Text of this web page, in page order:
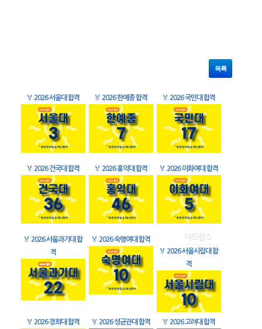
목록
🏅 2026 서울대 합격 🏅 2026 한예종 합격 🏅 2026 국민대 합격
🏅 2026 건국대 합격 🏅 2026 홍익대 합격 🏅 2026 이화여대 합격
🏅 2026 서울과기대 합
격
🏅 2026 숙명여대 합격
🏅 2026 서울시립대 합
격
🏅 2026 경희대 합격 🏅 2026 성균관대 합격 🏅 2026 고려대 합격